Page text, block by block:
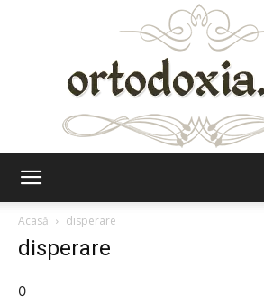
Acasă
disperare
disperare
0